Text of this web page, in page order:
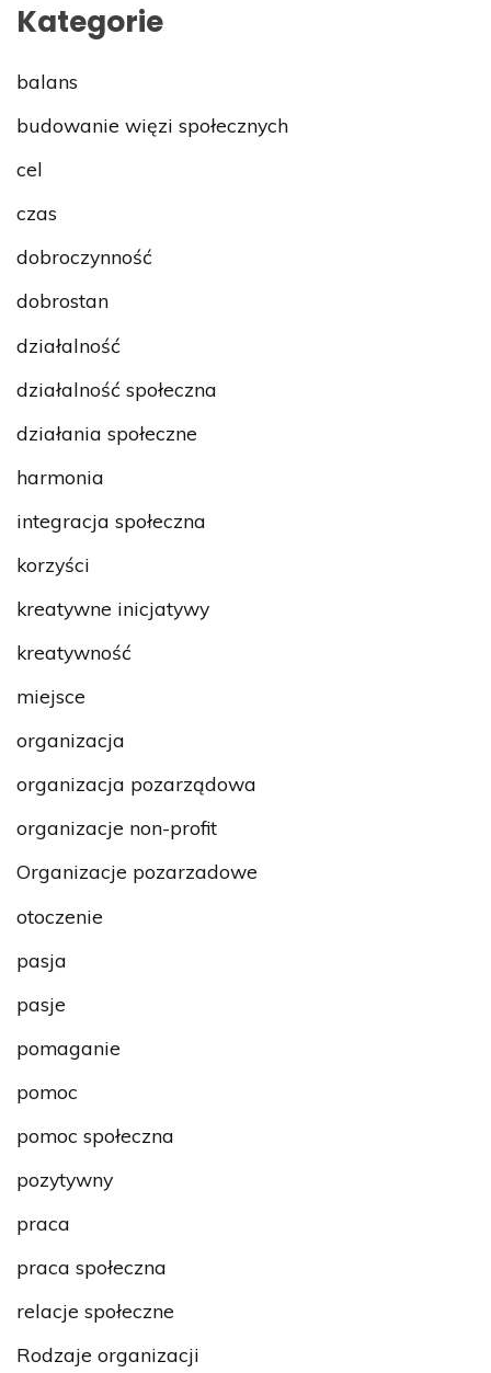
Kategorie
balans
budowanie więzi społecznych
cel
czas
dobroczynność
dobrostan
działalność
działalność społeczna
działania społeczne
harmonia
integracja społeczna
korzyści
kreatywne inicjatywy
kreatywność
miejsce
organizacja
organizacja pozarządowa
organizacje non-profit
Organizacje pozarzadowe
otoczenie
pasja
pasje
pomaganie
pomoc
pomoc społeczna
pozytywny
praca
praca społeczna
relacje społeczne
Rodzaje organizacji